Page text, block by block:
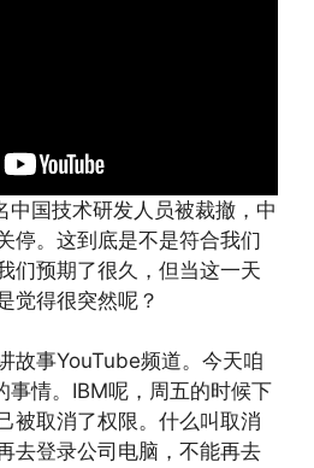
中国技术研发人员被裁撤，中
停。这到底是不是符合我们
们预期了很久，但当这一天
觉得很突然呢？
故事YouTube频道。今天咱
事情。IBM呢，周五的时候下
被取消了权限。什么叫取消
去登录公司电脑，不能再去